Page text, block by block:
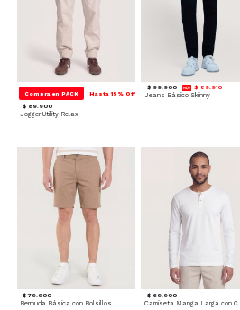
Compra en PACK Hasta 15% Off
$ 89.900
Jogger Utility Relax
$ 99.900 $ 89.910
Jeans Básico Skinny
$ 79.900
Bermuda Básica con Bolsillos
$ 69.900
Camiseta